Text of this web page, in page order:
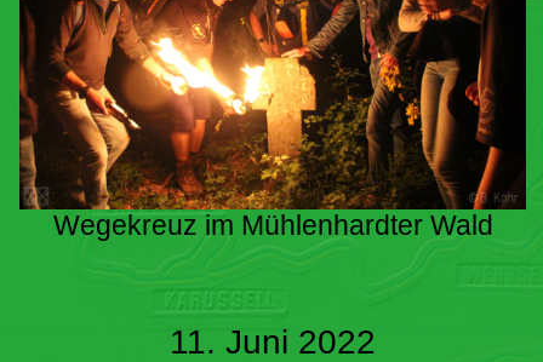
Wegekreuz im Mühlenhardter Wald
11. Juni 2022